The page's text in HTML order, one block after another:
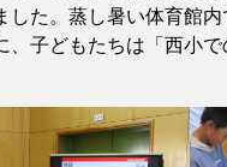
た。蒸し暑い体育館
子どもたちは「西小